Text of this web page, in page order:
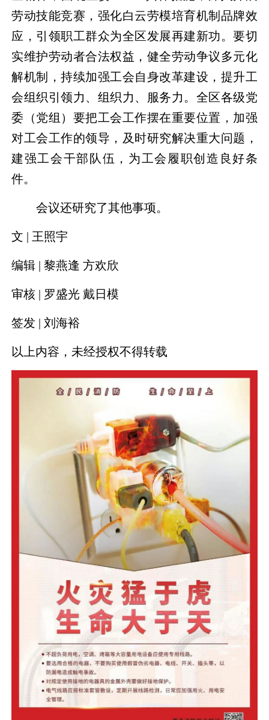
劳动技能竞赛，强化白云劳模培育机制品牌效
应，引领职工群众为全区发展再建新功。要切
实维护劳动者合法权益，健全劳动争议多元化
解机制，持续加强工会自身改革建设，提升工
会组织引领力、组织力、服务力。全区各级党
委（党组）要把工会工作摆在重要位置，加强
对工会工作的领导，及时研究解决重大问题，
建强工会干部队伍，为工会履职创造良好条
件。
会议还研究了其他事项。
文 | 王照宇
编辑 | 黎燕逢 方欢欣
审核 | 罗盛光 戴日模
签发 | 刘海裕
以上内容，未经授权不得转载